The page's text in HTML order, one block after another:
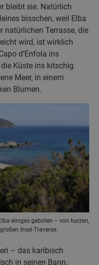
bleibt sie. Natürlich
bisschen, weil Elba
natürlichen Terrasse, die
wird, ist wirklich
d’Enfola ins
Küste ins kitschig
Meer, in einem
Blumen.
einiges geboten – von kurzen,
Insel-Traverse.
– das karibisch
in seinen Bann.